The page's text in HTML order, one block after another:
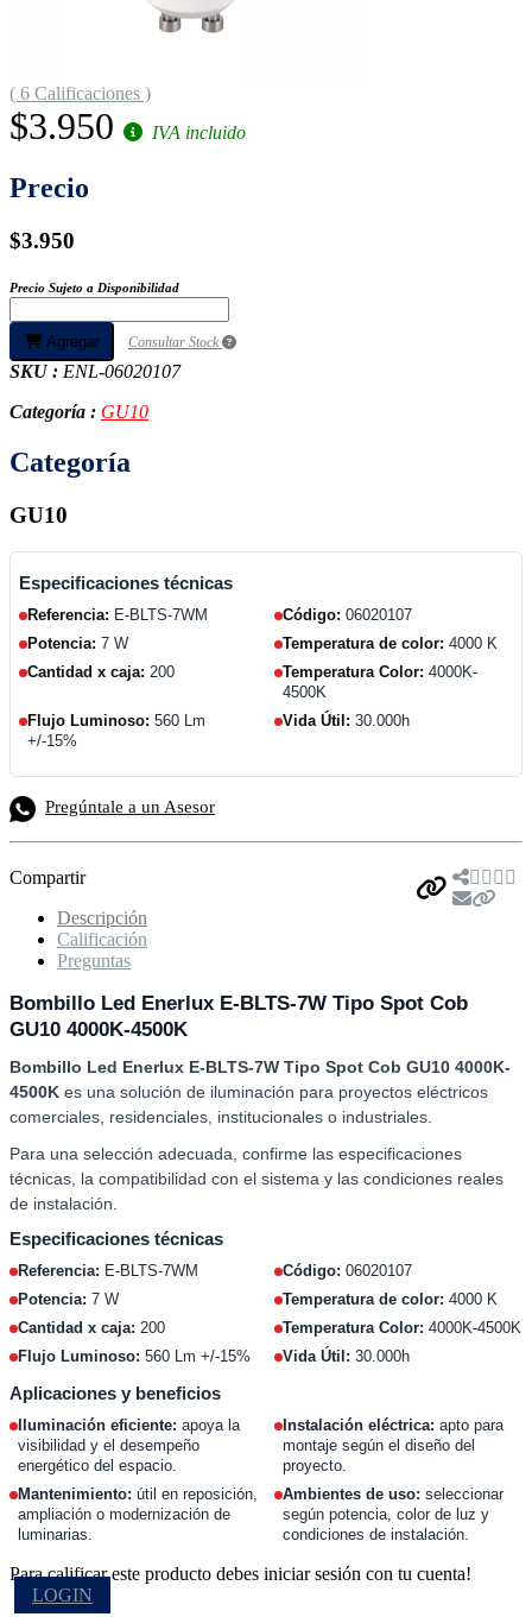
( 6 Calificaciones )
$3.950 IVA incluido
Precio
$3.950
Precio Sujeto a Disponibilidad
Agregar Consultar Stock
SKU : ENL-06020107
Categoría : GU10
Categoría
GU10
Especificaciones técnicas
Referencia: E-BLTS-7WM Código: 06020107
Potencia: 7 W Temperatura de color: 4000 K
Cantidad x caja: 200 Temperatura Color: 4000K-
4500K
Flujo Luminoso: 560 Lm
+/-15%
Vida Útil: 30.000h
Pregúntale a un Asesor
Compartir
Descripción
Calificación
Preguntas
Bombillo Led Enerlux E-BLTS-7W Tipo Spot Cob
GU10 4000K-4500K
Bombillo Led Enerlux E-BLTS-7W Tipo Spot Cob GU10 4000K-
4500K es una solución de iluminación para proyectos eléctricos
comerciales, residenciales, institucionales o industriales.
Para una selección adecuada, confirme las especificaciones
técnicas, la compatibilidad con el sistema y las condiciones reales
de instalación.
Especificaciones técnicas
Referencia: E-BLTS-7WM Código: 06020107
Potencia: 7 W Temperatura de color: 4000 K
Cantidad x caja: 200 Temperatura Color: 4000K-4500K
Flujo Luminoso: 560 Lm +/-15% Vida Útil: 30.000h
Aplicaciones y beneficios
Iluminación eficiente: apoya la
visibilidad y el desempeño
energético del espacio.
Instalación eléctrica: apto para
montaje según el diseño del
proyecto.
Mantenimiento: útil en reposición,
ampliación o modernización de
luminarias.
Ambientes de uso: seleccionar
según potencia, color de luz y
condiciones de instalación.
Para calificar este producto debes iniciar sesión con tu cuenta!
LOGIN